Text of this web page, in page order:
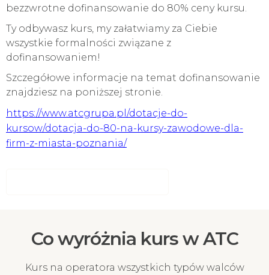
bezzwrotne dofinansowanie do 80% ceny kursu.
Ty odbywasz kurs, my załatwiamy za Ciebie
wszystkie formalności związane z
dofinansowaniem!
Szczegółowe informacje na temat dofinansowanie
znajdziesz na poniższej stronie.
https://www.atcgrupa.pl/dotacje-do-
kursow/dotacja-do-80-na-kursy-zawodowe-dla-
firm-z-miasta-poznania/
Co wyróżnia kurs w ATC
Kurs na operatora wszystkich typów walców